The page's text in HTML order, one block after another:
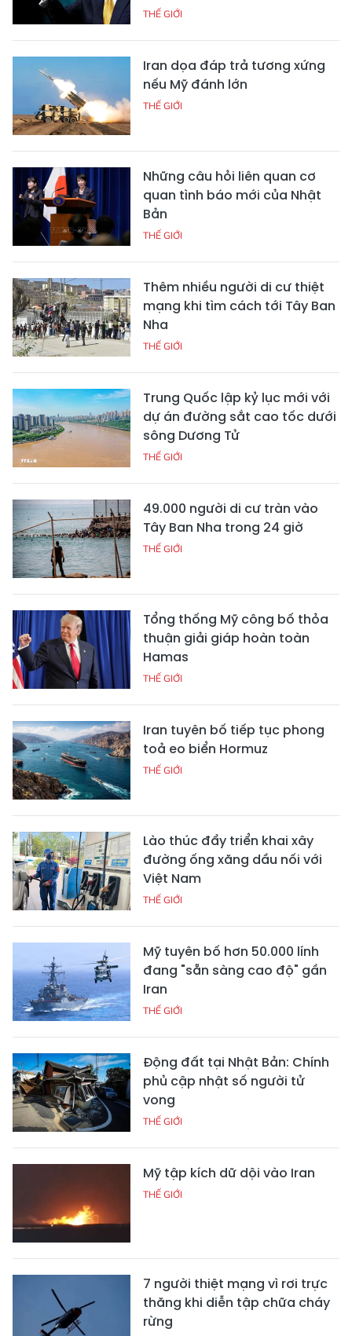
THẾ GIỚI
Iran dọa đáp trả tương xứng
nếu Mỹ đánh lớn
THẾ GIỚI
Những câu hỏi liên quan cơ
quan tình báo mới của Nhật
Bản
THẾ GIỚI
Thêm nhiều người di cư thiệt
mạng khi tìm cách tới Tây Ban
Nha
THẾ GIỚI
Trung Quốc lập kỷ lục mới với
dự án đường sắt cao tốc dưới
sông Dương Tử
THẾ GIỚI
49.000 người di cư tràn vào
Tây Ban Nha trong 24 giờ
THẾ GIỚI
Tổng thống Mỹ công bố thỏa
thuận giải giáp hoàn toàn
Hamas
THẾ GIỚI
Iran tuyên bố tiếp tục phong
toả eo biển Hormuz
THẾ GIỚI
Lào thúc đẩy triển khai xây
đường ống xăng dầu nối với
Việt Nam
THẾ GIỚI
Mỹ tuyên bố hơn 50.000 lính
đang "sẵn sàng cao độ" gần
Iran
THẾ GIỚI
Động đất tại Nhật Bản: Chính
phủ cập nhật số người tử
vong
THẾ GIỚI
Mỹ tập kích dữ dội vào Iran
THẾ GIỚI
7 người thiệt mạng vì rơi trực
thăng khi diễn tập chữa cháy
rừng